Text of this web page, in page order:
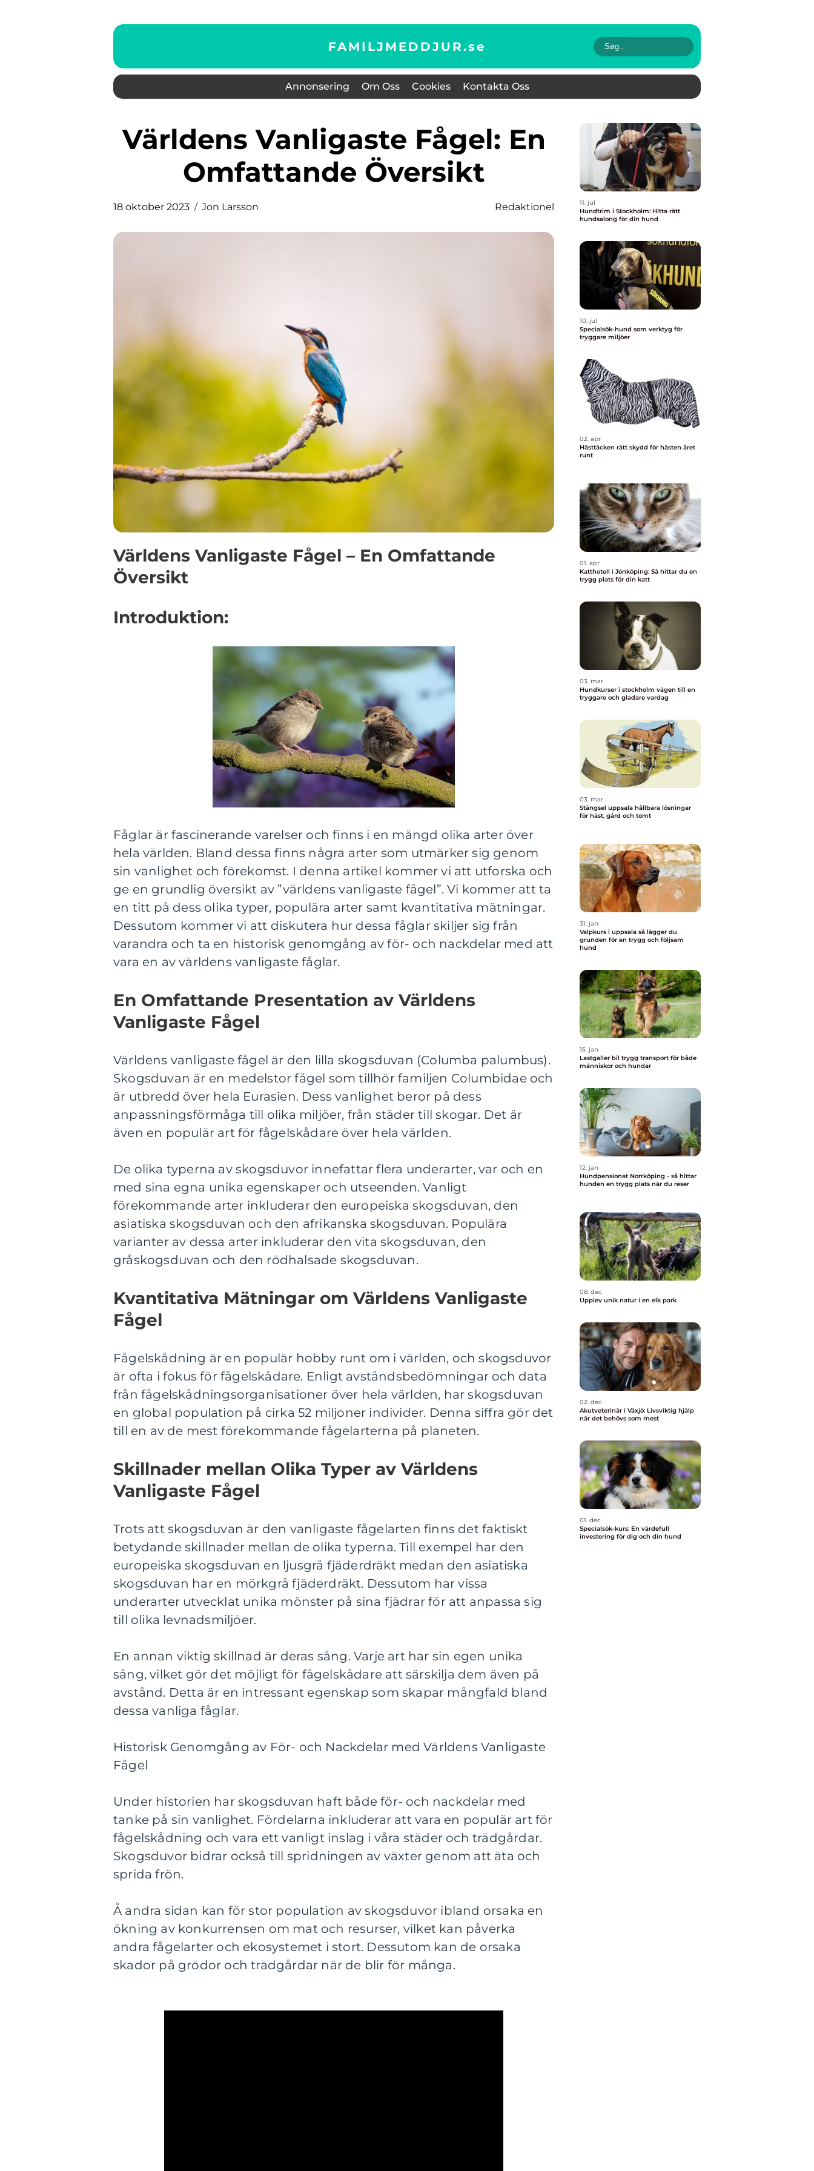
FAMILJMEDDJUR.se
Annonsering Om Oss Cookies Kontakta Oss
Världens Vanligaste Fågel: En
Omfattande Översikt
18 oktober 2023 Jon Larsson Redaktionel
Världens Vanligaste Fågel – En Omfattande
Översikt
Introduktion:
Fåglar är fascinerande varelser och finns i en mängd olika arter över
hela världen. Bland dessa finns några arter som utmärker sig genom
sin vanlighet och förekomst. I denna artikel kommer vi att utforska och
ge en grundlig översikt av ”världens vanligaste fågel”. Vi kommer att ta
en titt på dess olika typer, populära arter samt kvantitativa mätningar.
Dessutom kommer vi att diskutera hur dessa fåglar skiljer sig från
varandra och ta en historisk genomgång av för- och nackdelar med att
vara en av världens vanligaste fåglar.
En Omfattande Presentation av Världens
Vanligaste Fågel
Världens vanligaste fågel är den lilla skogsduvan (Columba palumbus).
Skogsduvan är en medelstor fågel som tillhör familjen Columbidae och
är utbredd över hela Eurasien. Dess vanlighet beror på dess
anpassningsförmåga till olika miljöer, från städer till skogar. Det är
även en populär art för fågelskådare över hela världen.
De olika typerna av skogsduvor innefattar flera underarter, var och en
med sina egna unika egenskaper och utseenden. Vanligt
förekommande arter inkluderar den europeiska skogsduvan, den
asiatiska skogsduvan och den afrikanska skogsduvan. Populära
varianter av dessa arter inkluderar den vita skogsduvan, den
gråskogsduvan och den rödhalsade skogsduvan.
Kvantitativa Mätningar om Världens Vanligaste
Fågel
Fågelskådning är en populär hobby runt om i världen, och skogsduvor
är ofta i fokus för fågelskådare. Enligt avståndsbedömningar och data
från fågelskådningsorganisationer över hela världen, har skogsduvan
en global population på cirka 52 miljoner individer. Denna siffra gör det
till en av de mest förekommande fågelarterna på planeten.
Skillnader mellan Olika Typer av Världens
Vanligaste Fågel
Trots att skogsduvan är den vanligaste fågelarten finns det faktiskt
betydande skillnader mellan de olika typerna. Till exempel har den
europeiska skogsduvan en ljusgrå fjäderdräkt medan den asiatiska
skogsduvan har en mörkgrå fjäderdräkt. Dessutom har vissa
underarter utvecklat unika mönster på sina fjädrar för att anpassa sig
till olika levnadsmiljöer.
En annan viktig skillnad är deras sång. Varje art har sin egen unika
sång, vilket gör det möjligt för fågelskådare att särskilja dem även på
avstånd. Detta är en intressant egenskap som skapar mångfald bland
dessa vanliga fåglar.
Historisk Genomgång av För- och Nackdelar med Världens Vanligaste
Fågel
Under historien har skogsduvan haft både för- och nackdelar med
tanke på sin vanlighet. Fördelarna inkluderar att vara en populär art för
fågelskådning och vara ett vanligt inslag i våra städer och trädgårdar.
Skogsduvor bidrar också till spridningen av växter genom att äta och
sprida frön.
Å andra sidan kan för stor population av skogsduvor ibland orsaka en
ökning av konkurrensen om mat och resurser, vilket kan påverka
andra fågelarter och ekosystemet i stort. Dessutom kan de orsaka
skador på grödor och trädgårdar när de blir för många.
11. jul
Hundtrim i Stockholm: Hitta rätt
hundsalong för din hund
10. jul
Specialsök-hund som verktyg för
tryggare miljöer
02. apr
Hästtäcken rätt skydd för hästen året
runt
01. apr
Katthotell i Jönköping: Så hittar du en
trygg plats för din katt
03. mar
Hundkurser i stockholm vägen till en
tryggare och gladare vardag
03. mar
Stängsel uppsala hållbara lösningar
för häst, gård och tomt
31. jan
Valpkurs i uppsala så lägger du
grunden för en trygg och följsam
hund
15. jan
Lastgaller bil trygg transport för både
människor och hundar
12. jan
Hundpensionat Norrköping - så hittar
hunden en trygg plats när du reser
08. dec
Upplev unik natur i en elk park
02. dec
Akutveterinär i Växjö: Livsviktig hjälp
när det behövs som mest
01. dec
Specialsök-kurs: En värdefull
investering för dig och din hund